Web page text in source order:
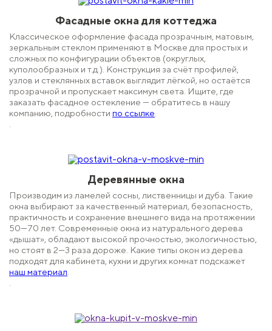
Фасадные окна для коттеджа
Классическое оформление фасада прозрачным, матовым,
зеркальным стеклом применяют в Москве для простых и
сложных по конфигурации объектов (округлых,
куполообразных и т.д.). Конструкция за счёт профилей,
узлов и стеклянных вставок выглядит лёгкой, но остаётся
прозрачной и пропускает максимум света. Ищите, где
заказать фасадное остекление — обратитесь в нашу
компанию, подробности по ссылке
Деревянные окна
Производим из ламелей сосны, лиственницы и дуба. Такие
окна выбирают за качественный материал, безопасность,
практичность и сохранение внешнего вида на протяжении
50—70 лет. Современные окна из натурального дерева
«дышат», обладают высокой прочностью, экологичностью,
но стоят в 2—3 раза дороже. Какие типы окон из дерева
подходят для кабинета, кухни и других комнат подскажет
наш материал